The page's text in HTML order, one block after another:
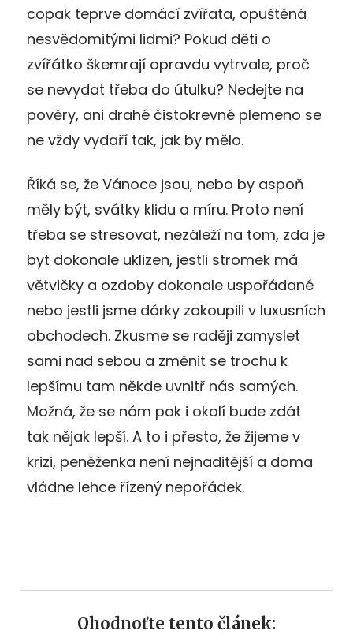
copak teprve domácí zvířata, opuštěná
nesvědomitými lidmi? Pokud děti o
zvířátko škemrají opravdu vytrvale, proč
se nevydat třeba do útulku? Nedejte na
pověry, ani drahé čistokrevné plemeno se
ne vždy vydaří tak, jak by mělo.
Říká se, že Vánoce jsou, nebo by aspoň
měly být, svátky klidu a míru. Proto není
třeba se stresovat, nezáleží na tom, zda je
byt dokonale uklizen, jestli stromek má
větvičky a ozdoby dokonale uspořádané
nebo jestli jsme dárky zakoupili v luxusních
obchodech. Zkusme se raději zamyslet
sami nad sebou a změnit se trochu k
lepšímu tam někde uvnitř nás samých.
Možná, že se nám pak i okolí bude zdát
tak nějak lepší. A to i přesto, že žijeme v
krizi, peněženka není nejnaditější a doma
vládne lehce řízený nepořádek.
Ohodnoťte tento článek: